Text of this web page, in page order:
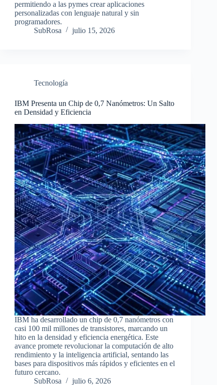
permitiendo a las pymes crear aplicaciones
personalizadas con lenguaje natural y sin
programadores.
SubRosa
julio 15, 2026
Tecnología
IBM Presenta un Chip de 0,7 Nanómetros: Un Salto
en Densidad y Eficiencia
IBM ha desarrollado un chip de 0,7 nanómetros con
casi 100 mil millones de transistores, marcando un
hito en la densidad y eficiencia energética. Este
avance promete revolucionar la computación de alto
rendimiento y la inteligencia artificial, sentando las
bases para dispositivos más rápidos y eficientes en el
futuro cercano.
SubRosa
julio 6, 2026